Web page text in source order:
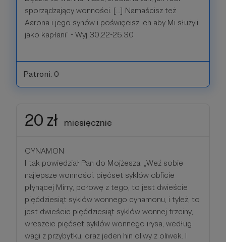
sporządzający wonności. […] Namaścisz też
Aarona i jego synów i poświęcisz ich aby Mi służyli
jako kapłani” - Wyj 30,22-25.30
Patroni: 0
20 zł miesięcznie
CYNAMON
I tak powiedział Pan do Mojżesza: „Weź sobie
najlepsze wonności: pięćset syklów obficie
płynącej Mirry, połowę z tego, to jest dwieście
pięćdziesiąt syklów wonnego cynamonu, i tyleż, to
jest dwieście pięćdziesiąt syklów wonnej trzciny,
wreszcie pięćset syklów wonnego irysa, według
wagi z przybytku, oraz jeden hin oliwy z oliwek. I